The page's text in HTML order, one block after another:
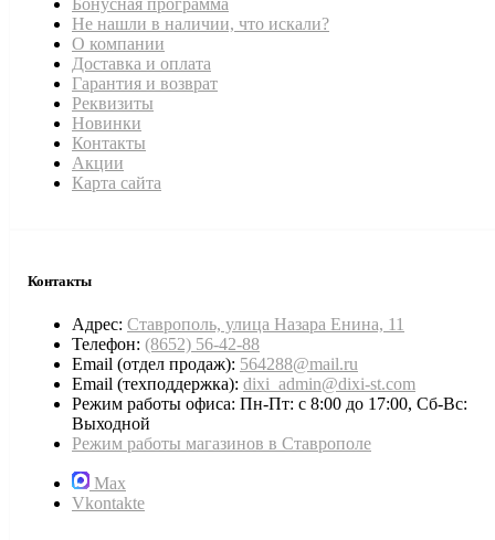
Не нашли в наличии, что искали?
О компании
Доставка и оплата
Гарантия и возврат
Реквизиты
Новинки
Контакты
Акции
Карта сайта
Контакты
Адрес: Ставрополь, улица Назара Енина, 11
Телефон: (8652) 56-42-88
Email (отдел продаж): 564288@mail.ru
Email (техподдержка): dixi_admin@dixi-st.com
Режим работы офиса: Пн-Пт: с 8:00 до 17:00, Сб-Вс:
Выходной
Режим работы магазинов в Ставрополе
Max
Vkontakte